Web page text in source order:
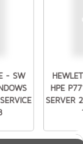
- SW
HPE
SERVER